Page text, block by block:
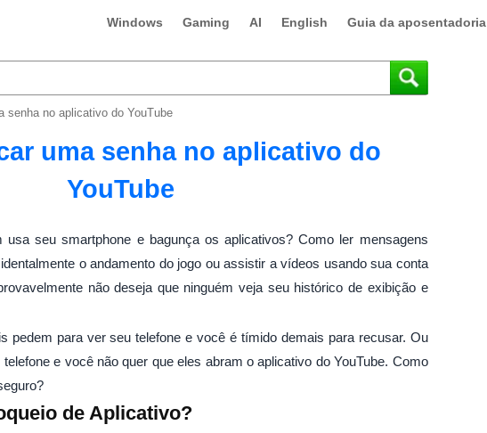
Windows Gaming AI English Guia da aposentadoria
senha no aplicativo do YouTube
uma senha no aplicativo do
YouTube
usa seu smartphone e bagunça os aplicativos? Como ler mensagens
o andamento do jogo ou assistir a vídeos usando sua conta
não deseja que ninguém veja seu histórico de exibição e
pedem para ver seu telefone e você é tímido demais para recusar. Ou
e você não quer que eles abram o aplicativo do YouTube. Como
de Aplicativo?